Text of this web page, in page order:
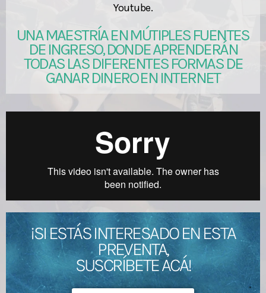
Youtube.
UNA MAESTRÍA EN MÚTIPLES FUENTES
DE INGRESO, DONDE APRENDERÁN
TODAS LAS DIFERENTES FORMAS DE
GANAR DINERO EN INTERNET
¡SI ESTÁS INTERESADO EN ESTA
PREVENTA,
SUSCRÍBETE ACÁ!